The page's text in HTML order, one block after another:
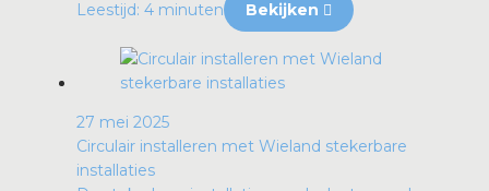
Leestijd: 4 minuten Bekijken
27 mei 2025
Circulair installeren met Wieland stekerbare
installaties